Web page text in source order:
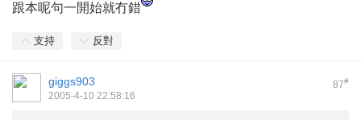
跟本呢句一開始就冇錯
支持 反對
87#
giggs903
2005-4-10 22:58:16